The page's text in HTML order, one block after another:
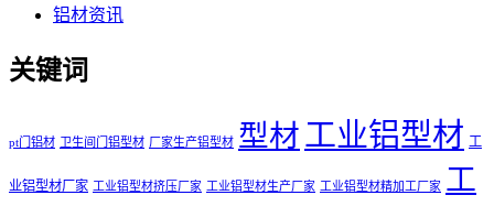
铝材资讯
关键词
pt门铝材 卫生间门铝型材 厂家生产铝型材 型材工业铝型材 工
业铝型材厂家 工业铝型材挤压厂家 工业铝型材生产厂家 工业铝型材精加工厂家 工